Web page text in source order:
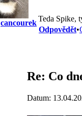
cancourekTeda Spike,
Odpovědět•
Re: Co
Datum: